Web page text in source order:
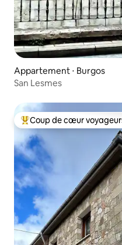
Appartement ⋅ Burgos
San Lesmes
Coups de cœur voyageurs
Coup de cœur